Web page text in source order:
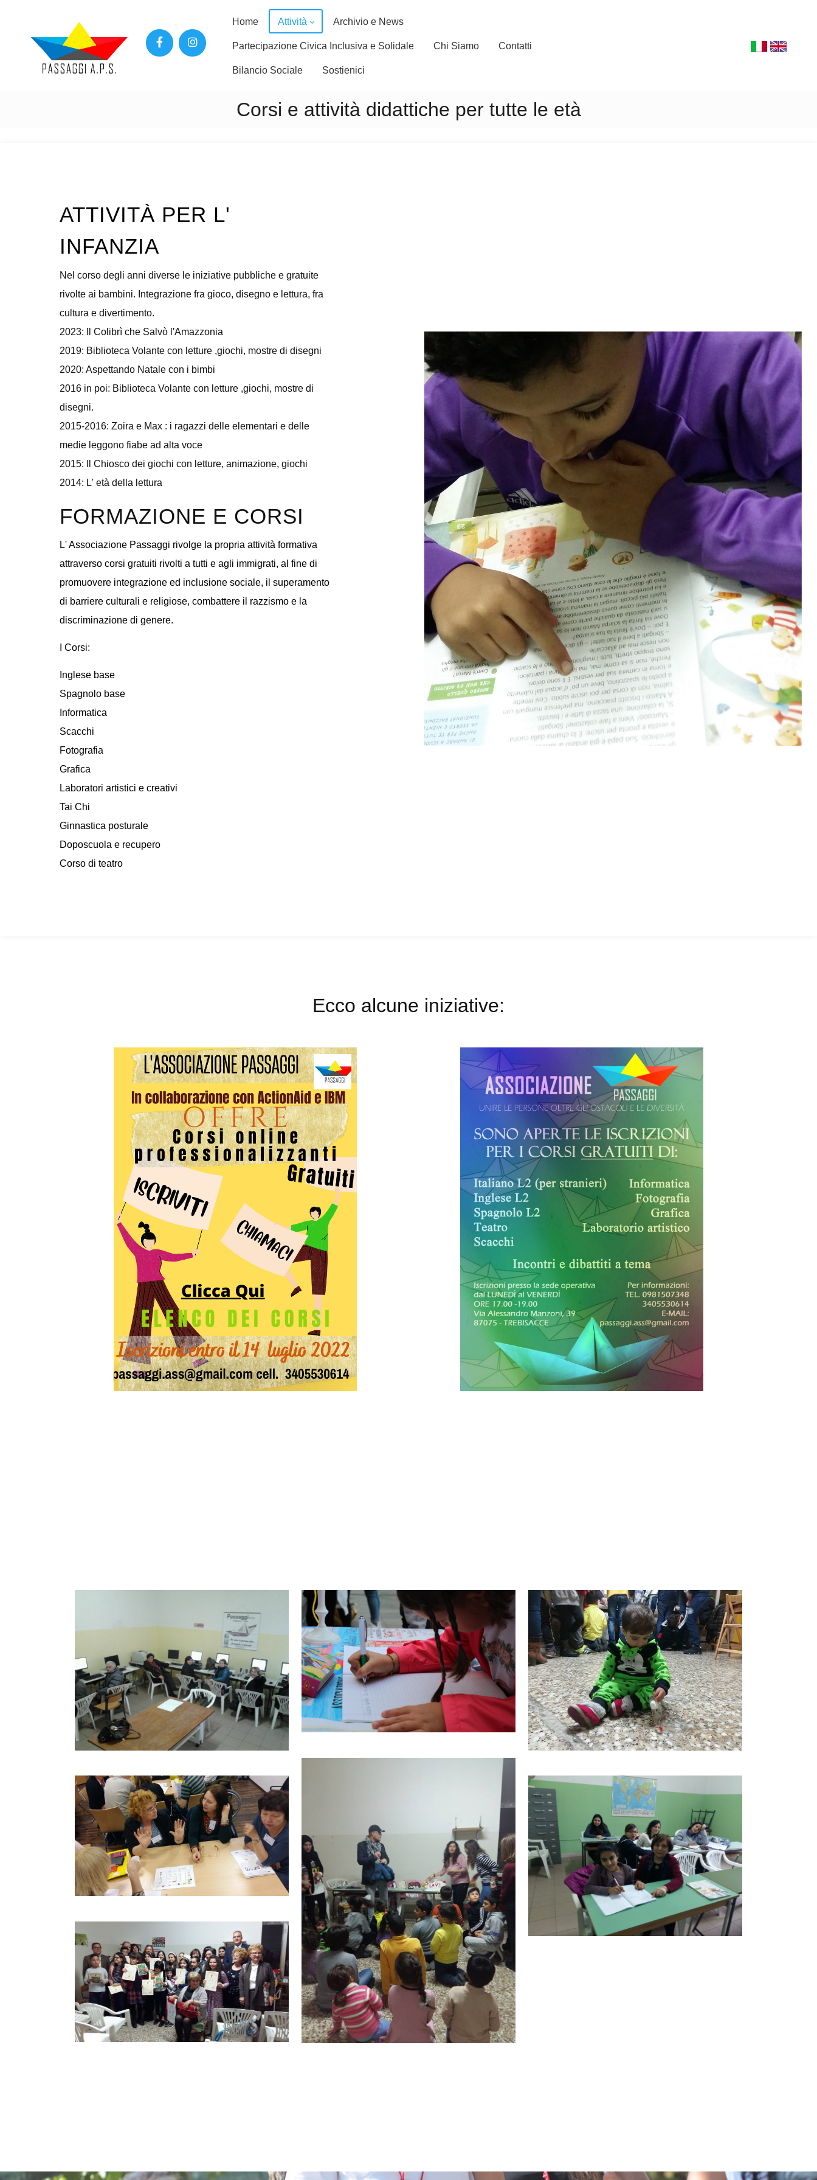
Home Attività Archivio e News
Partecipazione Civica Inclusiva e Solidale Chi Siamo Contatti
Bilancio Sociale Sostienici
Corsi e attività didattiche per tutte le età
ATTIVITÀ PER L'
INFANZIA
Nel corso degli anni diverse le iniziative pubbliche e gratuite
rivolte ai bambini. Integrazione fra gioco, disegno e lettura, fra
cultura e divertimento.
2023: Il Colibrì che Salvò l'Amazzonia
2019: Biblioteca Volante con letture ,giochi, mostre di disegni
2020: Aspettando Natale con i bimbi
2016 in poi: Biblioteca Volante con letture ,giochi, mostre di
disegni.
2015-2016: Zoira e Max : i ragazzi delle elementari e delle
medie leggono fiabe ad alta voce
2015: Il Chiosco dei giochi con letture, animazione, giochi
2014: L' età della lettura
FORMAZIONE E CORSI
L' Associazione Passaggi rivolge la propria attività formativa
attraverso corsi gratuiti rivolti a tutti e agli immigrati, al fine di
promuovere integrazione ed inclusione sociale, il superamento
di barriere culturali e religiose, combattere il razzismo e la
discriminazione di genere.
I Corsi:
Inglese base
Spagnolo base
Informatica
Scacchi
Fotografia
Grafica
Laboratori artistici e creativi
Tai Chi
Ginnastica posturale
Doposcuola e recupero
Corso di teatro
Ecco alcune iniziative: